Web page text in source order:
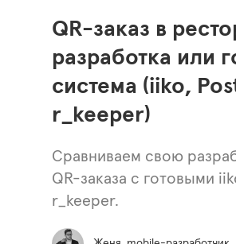
QR-заказ в
разработка или
система (iiko,
r_keeper)
Сравниваем свою
QR-заказа с готовыми
r_keeper.